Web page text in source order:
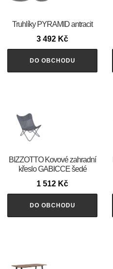
Truhlíky PYRAMID antracit
3 492 Kč
DO OBCHODU
BIZZOTTO Kovové zahradní
křeslo GABICCE šedé
1 512 Kč
DO OBCHODU